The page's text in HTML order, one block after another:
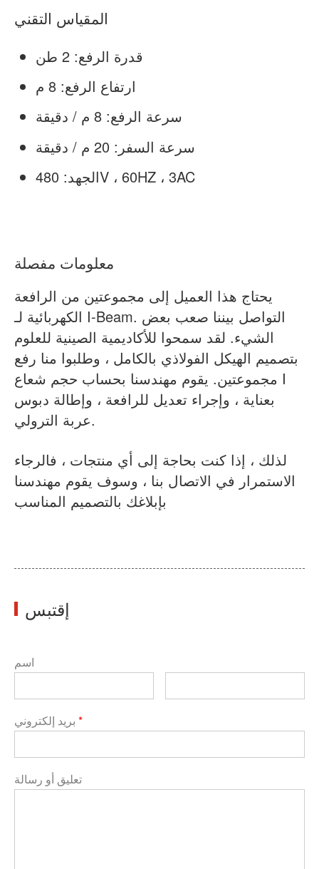
المقياس التقني
قدرة الرفع: 2 طن
ارتفاع الرفع: 8 م
سرعة الرفع: 8 م / دقيقة
الجهد: 480V ، 60HZ ، 3AC
معلومات مفصلة
يحتاج هذا العميل إلى مجموعتين من الرافعة
الكهربائية لـ I-Beam. التواصل بيننا صعب بعض
الشيء. لقد سمحوا للأكاديمية الصينية للعلوم
بتصميم الهيكل الفولاذي بالكامل ، وطلبوا منا رفع
مجموعتين. يقوم مهندسنا بحساب حجم شعاع I
بعناية ، وإجراء تعديل للرافعة ، وإطالة دبوس
عربة الترولي.
لذلك ، إذا كنت بحاجة إلى أي منتجات ، فالرجاء
الاستمرار في الاتصال بنا ، وسوف يقوم مهندسنا
بإبلاغك بالتصميم المناسب
إقتبس
اسم
*
تعليق أو رسالة